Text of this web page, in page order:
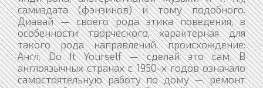
самиздата (фэнзинов) и тому подобного.
Диавай — своего рода этика поведения, в
особенности творческого, характерная для
такого рода направлений. происхождение:
Англ. Do It Yourself — сделай это сам. В
англоязычных странах с 1950-х годов означало
самостоятельную работу по дому — ремонт